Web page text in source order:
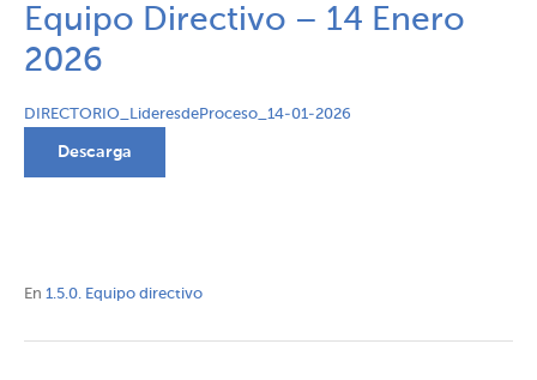
Equipo Directivo – 14 Enero
2026
DIRECTORIO_LideresdeProceso_14-01-2026
Descarga
En 1.5.0. Equipo directivo